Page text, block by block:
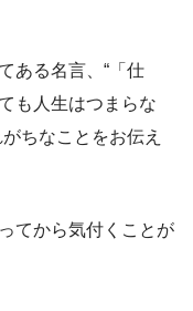
ある名言、“「仕
も人生はつまらな
ちなことをお伝え
てから気付くことが